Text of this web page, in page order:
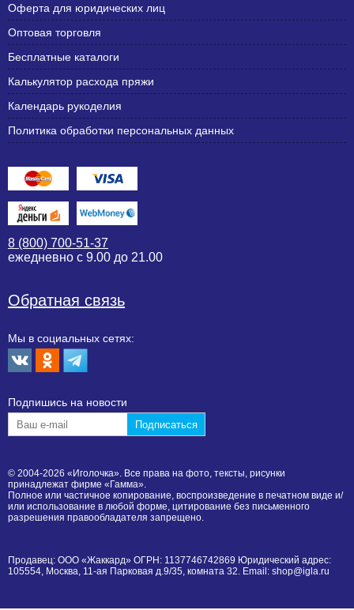
Оферта для юридических лиц
Оптовая торговля
Бесплатные каталоги
Калькулятор расхода пряжи
Календарь рукоделия
Политика обработки персональных данных
8 (800) 700-51-37
ежедневно с 9.00 до 21.00
Обратная связь
Мы в социальных сетях:
Подпишиcь на новости
© 2004-2026 «Иголочка». Все права на фото, тексты, рисунки
принадлежат фирме «Гамма».
Полное или частичное копирование, воспроизведение в печатном виде и/
или использование в любой форме, цитирование без письменного
разрешения правообладателя запрещено.
Продавец: ООО «Жаккард» ОГРН: 1137746742869 Юридический адрес:
105554, Москва, 11-ая Парковая д.9/35, комната 32. Email: shop@igla.ru